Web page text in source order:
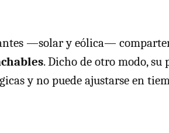
—solar y eólica—
. Dicho de otro modo, su
y no puede ajustarse en